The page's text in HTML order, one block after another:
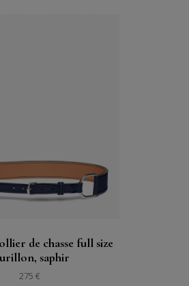
de chasse full size
saphir
275 €